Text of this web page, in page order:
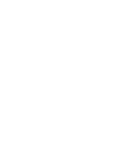
것은, 전설적
라 하는 것은 평
고수들이 시장
고수들의 스승